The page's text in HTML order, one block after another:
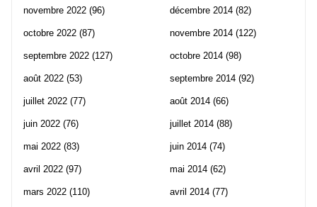
novembre 2022 (96)
octobre 2022 (87)
septembre 2022 (127)
août 2022 (53)
juillet 2022 (77)
juin 2022 (76)
mai 2022 (83)
avril 2022 (97)
mars 2022 (110)
décembre 2014 (82)
novembre 2014 (122)
octobre 2014 (98)
septembre 2014 (92)
août 2014 (66)
juillet 2014 (88)
juin 2014 (74)
mai 2014 (62)
avril 2014 (77)